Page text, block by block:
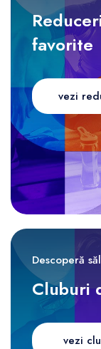
favorite
vezi
Descoperă
Cluburi
vezi